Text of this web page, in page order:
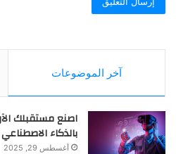
آخر الموضوعات
اصنع مستقبلك
بالذكاء
أغسطس 29, 2025